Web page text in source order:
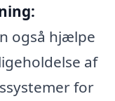
også hjælpe
af
for